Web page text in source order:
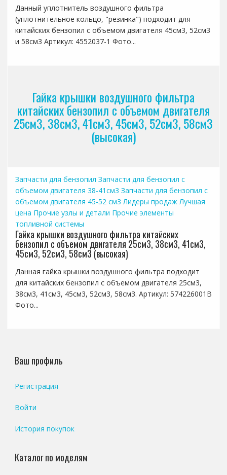
Данный уплотнитель воздушного фильтра
(уплотнительное кольцо, "резинка") подходит для
китайских бензопил с объемом двигателя 45см3, 52см3
и 58см3 Артикул: 4552037-1 Фото...
Гайка крышки воздушного фильтра
китайских бензопил с объемом двигателя
25см3, 38см3, 41см3, 45см3, 52см3, 58см3
(высокая)
Запчасти для бензопил Запчасти для бензопил с
объемом двигателя 38-41см3 Запчасти для бензопил с
объемом двигателя 45-52 см3 Лидеры продаж Лучшая
цена Прочие узлы и детали Прочие элементы
топливной системы
Гайка крышки воздушного фильтра китайских
бензопил с объемом двигателя 25см3, 38см3, 41см3,
45см3, 52см3, 58см3 (высокая)
Данная гайка крышки воздушного фильтра подходит
для китайских бензопил с объемом двигателя 25см3,
38см3, 41см3, 45см3, 52см3, 58см3. Артикул: 574226001B
Фото...
Ваш профиль
Регистрация
Войти
История покупок
Каталог по моделям